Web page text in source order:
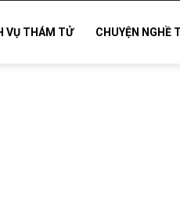
VỤ THÁM TỬ CHUYỆN NGHỀ